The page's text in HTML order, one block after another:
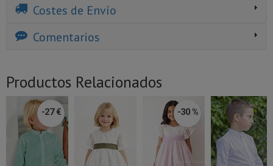
Costes de Envío
Comentarios
Productos Relacionados
-27 € -30 %